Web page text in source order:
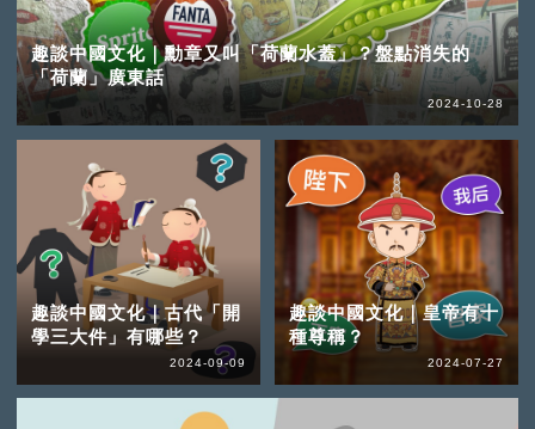
趣談中國文化｜勳章又叫「荷蘭水蓋」？盤點消失的
「荷蘭」廣東話
2024-10-28
趣談中國文化｜古代「開
學三大件」有哪些？
2024-09-09
趣談中國文化｜皇帝有十
種尊稱？
2024-07-27